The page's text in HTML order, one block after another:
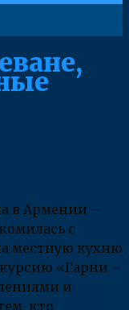
в Армении –
с
местную кухню
«Гарни –
и
кто